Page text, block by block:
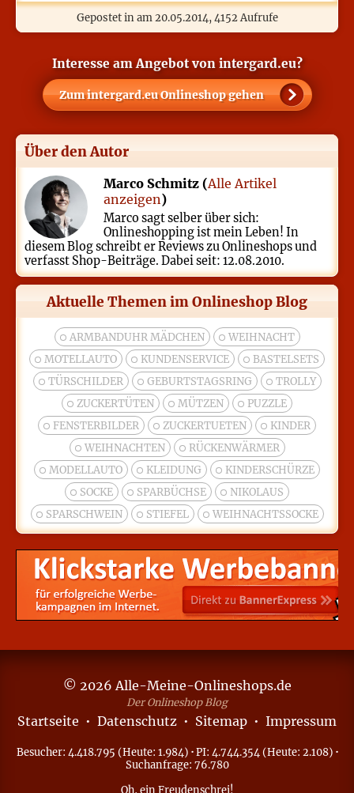
Gepostet inam20.05.2014, 4152 Aufrufe
Interesse am Angebot von intergard.eu?
Zumintergard.euOnlineshop gehen
Über den Autor
Marco Schmitz (Alle Artikel
anzeigen)
Marco sagt selber über sich:
Onlineshopping ist mein Leben! In
diesem Blog schreibt er Reviews zu Onlineshops und
verfasst Shop-Beiträge. Dabei seit: 12.08.2010.
Aktuelle Themen im Onlineshop Blog
ARMBANDUHR MÄDCHEN
WEIHNACHT
MOTELLAUTO
KUNDENSERVICE
BASTELSETS
TÜRSCHILDER
GEBURTSTAGSRING
TROLLY
ZUCKERTÜTEN
MÜTZEN
PUZZLE
FENSTERBILDER
ZUCKERTUETEN
KINDER
WEIHNACHTEN
RÜCKENWÄRMER
MODELLAUTO
KLEIDUNG
KINDERSCHÜRZE
SOCKE
SPARBÜCHSE
NIKOLAUS
SPARSCHWEIN
STIEFEL WEIHNACHTSSOCKE
© 2026 Alle-Meine-Onlineshops.de
Der Onlineshop Blog
Startseite • Datenschutz • Sitemap • Impressum
Besucher: 4.418.795 (Heute: 1.984) ·PI: 4.744.354 (Heute: 2.108) ·
Suchanfrage: 76.780
Oh, ein Freudenschrei!